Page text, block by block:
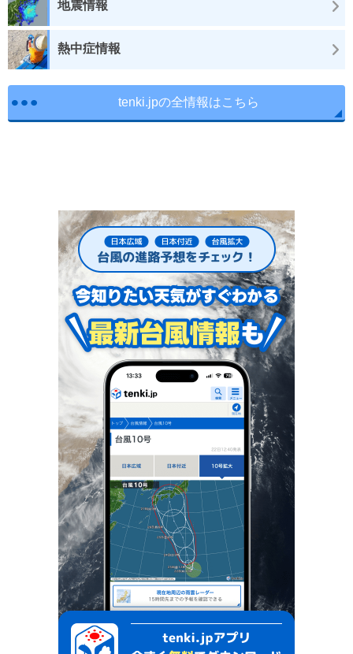
地震情報
熱中症情報
tenki.jpの全情報はこちら